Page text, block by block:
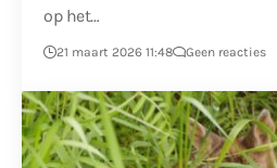
op het…
21 maart 2026 11:48 Geen reacties